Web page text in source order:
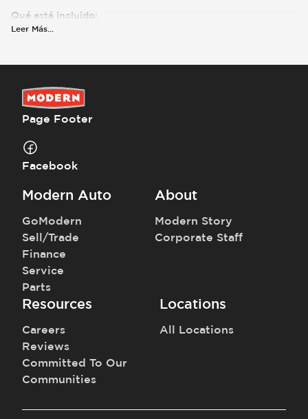
Qué está incluido:
Los precios anunciados incluyen las opciones instaladas de fábrica, el
MSRP, los costos de transporte de fábrica y los reembolsos e
Los precios y pagos no incluyen impuestos, placas, título ni registro.
La mayoría de los vehículos vienen equipados con el Paquete de
Cuidado Moderno ($1,495). Comuníquese con nosotros para obtener
detalles sobre este vehículo en específico.
Leer Más
Page Footer
Facebook
Modern Auto
GoModern
Sell/Trade
Finance
Service
Parts
About
Modern Story
Corporate Staff
Resources
Careers
Reviews
Committed To Our
Communities
Locations
All Locations